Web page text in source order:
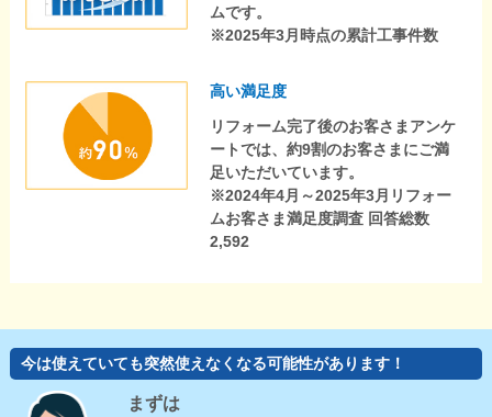
ムです。
※2025年3月時点の累計工事件数
高い満足度
リフォーム完了後のお客さまアンケ
ートでは、約9割のお客さまにご満
足いただいています。
※2024年4月～2025年3月リフォー
ムお客さま満足度調査 回答総数
2,592
今は使えていても突然使えなくなる可能性があります！
まずは